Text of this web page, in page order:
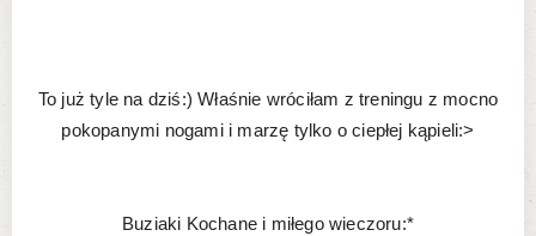
To już tyle na dziś:) Właśnie wróciłam z treningu z mocno
pokopanymi nogami i marzę tylko o ciepłej kąpieli:>
Buziaki Kochane i miłego wieczoru:*